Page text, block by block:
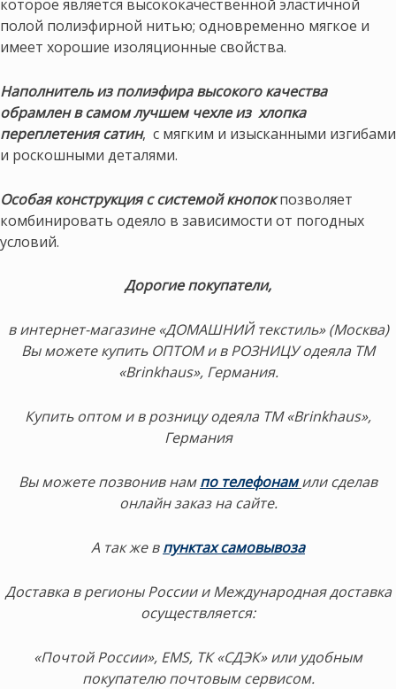
которое является высококачественной эластичной
полой полиэфирной нитью; одновременно мягкое и
имеет хорошие изоляционные свойства.
Наполнитель из полиэфира высокого качества
обрамлен в самом лучшем чехле из хлопка
переплетения сатин, с мягким и изысканными изгибами
и роскошными деталями.
Особая конструкция с системой кнопок позволяет
комбинировать одеяло в зависимости от погодных
условий.
Дорогие покупатели,
в интернет-магазине «ДОМАШНИЙ текстиль» (Москва)
Вы можете купить ОПТОМ и в РОЗНИЦУ одеяла ТМ
«Brinkhaus», Германия.
Купить оптом и в розницу одеяла ТМ «Brinkhaus»,
Германия
Вы можете позвонив нампо телефонам или сделав
онлайн заказ на сайте.
А так же в пунктах самовывоза
Доставка в регионы России и Международная доставка
осуществляется:
«Почтой России», EMS, ТК «СДЭК» или удобным
покупателю почтовым сервисом.